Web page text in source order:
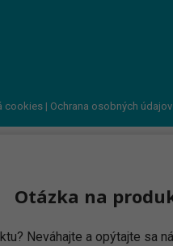
cookies | Ochrana osobných údajov
Otázka na
Neváhajte a opýtajte sa